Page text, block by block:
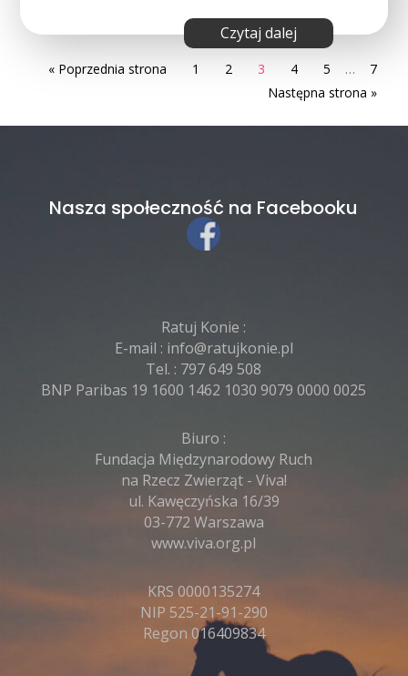
czytaj dalej
« Poprzednia strona 1 2 3 4 5 …
7
Następna strona »
Nasza społeczność na Facebooku
Ratuj Konie :
E-mail : info@ratujkonie.pl
Tel. : 797 649 508
BNP Paribas 19 1600 1462 1030 9079 0000 0025
Biuro :
Fundacja Międzynarodowy Ruch
na Rzecz Zwierząt - Viva!
ul. Kawęczyńska 16/39
03-772 Warszawa
www.viva.org.pl
KRS 0000135274
NIP 525-21-91-290
Regon 016409834